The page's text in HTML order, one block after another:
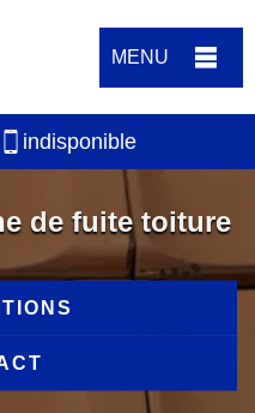
MENU
indisponible
de fuite toiture